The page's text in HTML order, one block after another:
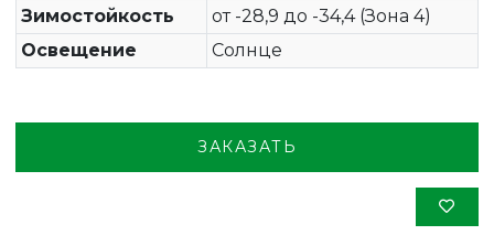
Зимостойкость
от -28,9 до -34,4 (Зона 4)
Освещение
Солнце
ЗАКАЗАТЬ